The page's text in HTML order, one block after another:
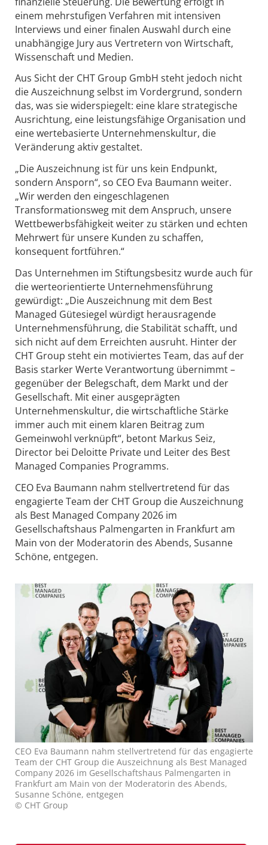
einem mehrstufigen Verfahren mit intensiven
Interviews und einer finalen Auswahl durch eine
unabhängige Jury aus Vertretern von Wirtschaft,
Wissenschaft und Medien.
Aus Sicht der CHT Group GmbH steht jedoch nicht
die Auszeichnung selbst im Vordergrund, sondern
das, was sie widerspiegelt: eine klare strategische
Ausrichtung, eine leistungsfähige Organisation und
eine wertebasierte Unternehmenskultur, die
Veränderung aktiv gestaltet.
„Die Auszeichnung ist für uns kein Endpunkt,
sondern Ansporn“, so CEO Eva Baumann weiter.
„Wir werden den eingeschlagenen
Transformationsweg mit dem Anspruch, unsere
Wettbewerbsfähigkeit weiter zu stärken und echten
Mehrwert für unsere Kunden zu schaffen,
konsequent fortführen.“
Das Unternehmen im Stiftungsbesitz wurde auch für
die werteorientierte Unternehmensführung
gewürdigt: „Die Auszeichnung mit dem Best
Managed Gütesiegel würdigt herausragende
Unternehmensführung, die Stabilität schafft, und
sich nicht auf dem Erreichten ausruht. Hinter der
CHT Group steht ein motiviertes Team, das auf der
Basis starker Werte Verantwortung übernimmt –
gegenüber der Belegschaft, dem Markt und der
Gesellschaft. Mit einer ausgeprägten
Unternehmenskultur, die wirtschaftliche Stärke
immer auch mit einem klaren Beitrag zum
Gemeinwohl verknüpft“, betont Markus Seiz,
Director bei Deloitte Private und Leiter des Best
Managed Companies Programms.
CEO Eva Baumann nahm stellvertretend für das
engagierte Team der CHT Group die Auszeichnung
als Best Managed Company 2026 im
Gesellschaftshaus Palmengarten in Frankfurt am
Main von der Moderatorin des Abends, Susanne
Schöne, entgegen.
CEO Eva Baumann nahm stellvertretend für das engagierte
Team der CHT Group die Auszeichnung als Best Managed
Company 2026 im Gesellschaftshaus Palmengarten in
Frankfurt am Main von der Moderatorin des Abends,
Susanne Schöne, entgegen
© CHT Group